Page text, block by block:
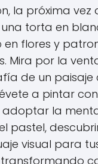
la próxima vez
torta en
en flores y
Mira por la
de un paisaje
a pintar
adoptar la
pastel,
visual para
transformando